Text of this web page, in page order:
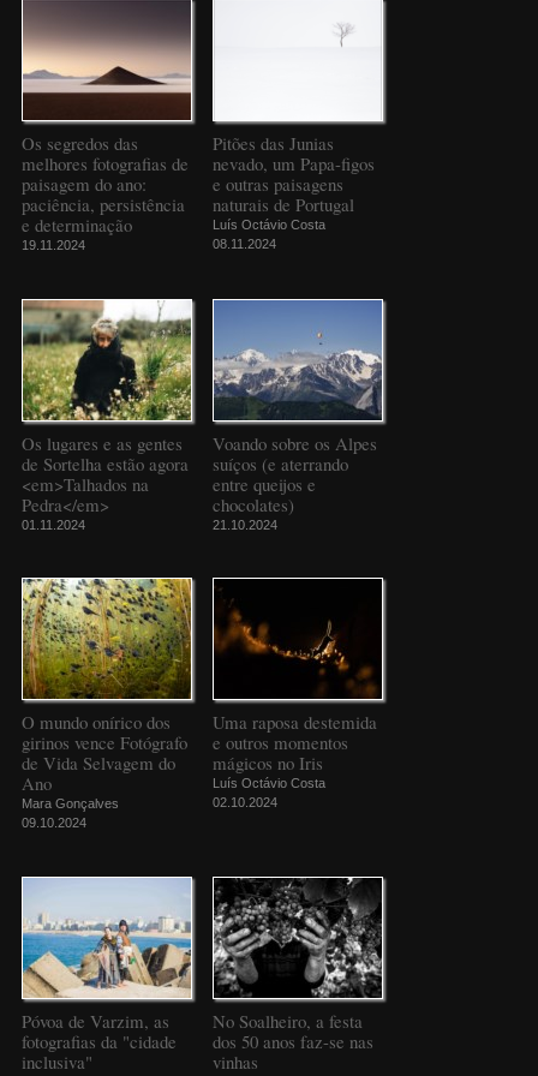
Os segredos das
melhores fotografias de
paisagem do ano:
paciência, persistência
e determinação
19.11.2024
Pitões das Junias
nevado, um Papa-figos
e outras paisagens
naturais de Portugal
Luís Octávio Costa
08.11.2024
Os lugares e as gentes
de Sortelha estão agora
<em>Talhados na
Pedra</em>
01.11.2024
Voando sobre os Alpes
suíços (e aterrando
entre queijos e
chocolates)
21.10.2024
O mundo onírico dos
girinos vence Fotógrafo
de Vida Selvagem do
Ano
Mara Gonçalves
09.10.2024
Uma raposa destemida
e outros momentos
mágicos no Iris
Luís Octávio Costa
02.10.2024
Póvoa de Varzim, as
fotografias da "cidade
inclusiva"
No Soalheiro, a festa
dos 50 anos faz-se nas
vinhas